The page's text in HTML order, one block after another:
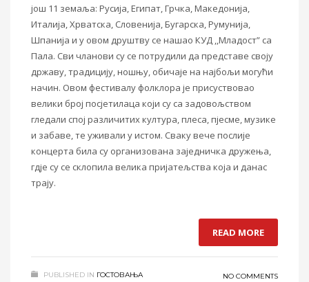
још 11 земаља: Русија, Египат, Грчка, Македонија,
Италија, Хрватска, Словенија, Бугарска, Румунија,
Шпанија и у овом друштву се нашао КУД ,,Младост” са
Пала. Сви чланови су се потрудили да представе своју
државу, традицију, ношњу, обичаје на најбољи могући
начин. Овом фестивалу фолклора је присуствовао
велики број посјетилаца који су са задовољством
гледали спој различитих култура, плеса, пјесме, музике
и забаве, те уживали у истом. Сваку вече послије
концерта била су организована заједничка дружења,
гдје су се склопила велика пријатељства која и данас
трају.
READ MORE
PUBLISHED IN ГОСТОВАЊА NO COMMENTS